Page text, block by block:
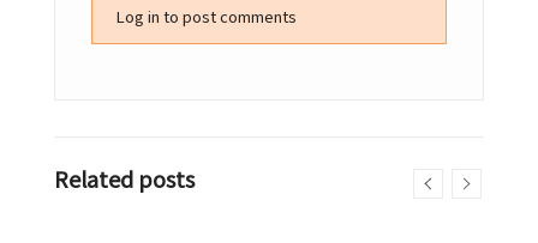
Log in to post comments
Related posts